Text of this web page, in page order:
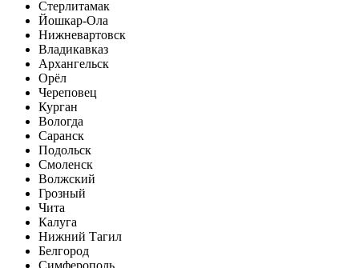
Стерлитамак
Йошкар-Ола
Нижневартовск
Владикавказ
Архангельск
Орёл
Череповец
Курган
Вологда
Саранск
Подольск
Смоленск
Волжский
Грозный
Чита
Калуга
Нижний Тагил
Белгород
Симферополь